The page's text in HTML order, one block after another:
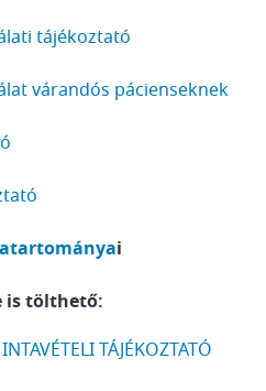
tájékoztató
várandós pácienseknek
i
is tölthető:
TÁJÉKOZTATÓ